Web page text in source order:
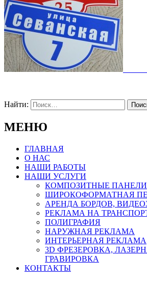
Найти:
МЕНЮ
ГЛАВНАЯ
О НАС
НАШИ РАБОТЫ
НАШИ УСЛУГИ
КОМПОЗИТНЫЕ ПАНЕЛИ
ШИРОКОФОРМАТНАЯ
АРЕНДА БОРДОВ,
РЕКЛАМА НА
ПОЛИГРАФИЯ
НАРУЖНАЯ РЕКЛАМА
ИНТЕРЬЕРНАЯ РЕКЛАМА
3D ФРЕЗЕРОВКА,
ГРАВИРОВКА
КОНТАКТЫ